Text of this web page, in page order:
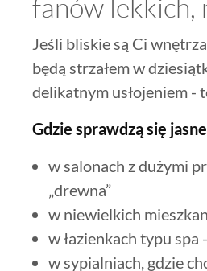
fanów
Jeśli bliskie są Ci
będą strzałem w
delikatnym usłojeniem -
Gdzie sprawdzą się
w salonach z dużymi
„drewna”
w niewielkich
w łazienkach typu spa
w sypialniach, gdzie